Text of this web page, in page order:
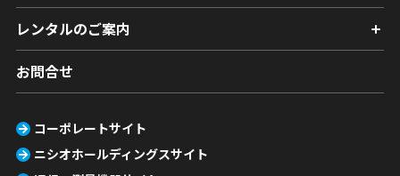
レンタルのご案内
お問合せ
コーポレートサイト
ニシオホールディングスサイト